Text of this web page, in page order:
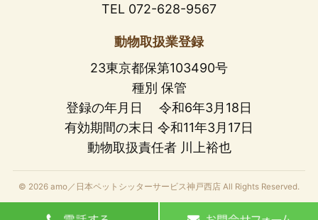
TEL 072-628-9567
動物取扱業登録
23東京都保第103490号
種別 保管
登録の年月日 令和6年3月18日
有効期間の末日 令和11年3月17日
動物取扱責任者 川上裕也
© 2026 amo／日本ペットシッターサービス神戸西店 All Rights Reserved.